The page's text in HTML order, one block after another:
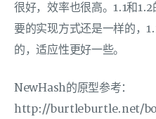
很好，效率也很高。1.1和
要的实现方式还是一样的，
的，适应性更好一些。
NewHash的原型参考：
http://burtleburtle.net/